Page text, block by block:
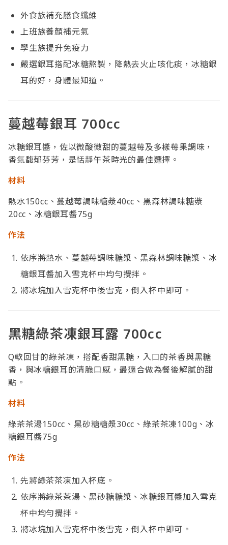
外食族補充膳食纖維
上班族養顏補元氣
學生族提升免疫力
嚴選銀耳搭配冰糖熬製，降熱去火止咳化痰，冰糖銀
耳的好，身體最知道。
蔓越莓銀耳 700cc
冰糖銀耳醬，佐以微酸微甜的蔓越莓及多樣莓果調味，
香氣馥郁芬芳，是恬靜午茶時光的最佳選擇。
材料
熱水150cc、蔓越莓調味糖漿40cc、黑森林調味糖漿
20cc、冰糖銀耳醬75g
作法
依序將熱水、蔓越莓調味糖漿、黑森林調味糖漿、冰
糖銀耳醬加入雪克杯中均勻攪拌。
將冰塊加入雪克杯中後雪克，倒入杯中即可。
黑糖綠茶凍銀耳露 700cc
Q軟回甘的綠茶凍，搭配香甜黑糖，入口的茶香與黑糖
香，與冰糖銀耳的清脆口感，最適合做為餐後解膩的甜
點。
材料
綠茶茶湯150cc、黑砂糖糖漿30cc、綠茶茶凍100g、冰
糖銀耳醬75g
作法
先將綠茶茶凍加入杯底。
依序將綠茶茶湯、黑砂糖糖漿、冰糖銀耳醬加入雪克
杯中均勻攪拌。
將冰塊加入雪克杯中後雪克，倒入杯中即可。